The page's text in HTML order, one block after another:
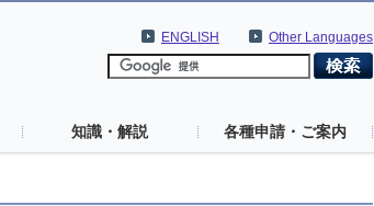
Other Languages
ENGLISH
知識・解説 各種申請・ご案内